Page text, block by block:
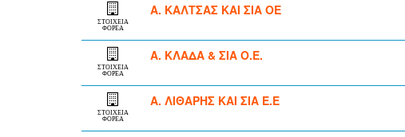
ΣΤΟΙΧΕΙΑ
ΦΟΡΕΑ
Α. ΚΑΛΤΣΑΣ ΚΑΙ ΣΙΑ ΟΕ
ΣΤΟΙΧΕΙΑ
ΦΟΡΕΑ
Α. ΚΛΑΔΑ & ΣΙΑ Ο.Ε.
ΣΤΟΙΧΕΙΑ
ΦΟΡΕΑ
Α. ΛΙΘΑΡΗΣ ΚΑΙ ΣΙΑ Ε.Ε